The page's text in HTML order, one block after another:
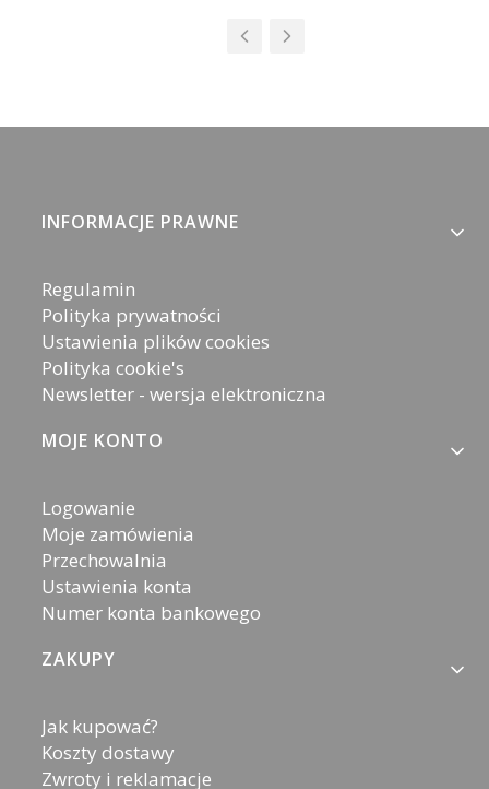
Linki w stopce
INFORMACJE PRAWNE
Regulamin
Polityka prywatności
Ustawienia plików cookies
Polityka cookie's
Newsletter - wersja elektroniczna
MOJE KONTO
Logowanie
Moje zamówienia
Przechowalnia
Ustawienia konta
Numer konta bankowego
ZAKUPY
Jak kupować?
Koszty dostawy
Zwroty i reklamacje